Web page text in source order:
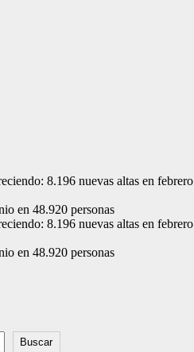
8.196 nuevas altas en febrero
en 48.920 personas
8.196 nuevas altas en febrero
en 48.920 personas
Buscar